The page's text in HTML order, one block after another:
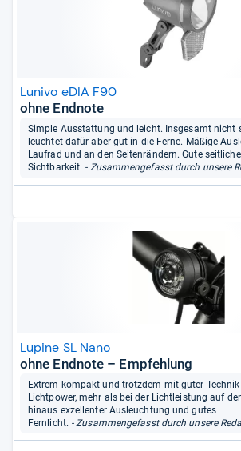
Lunivo eDIA F90
ohne Endnote
Simple Ausstattung und leicht. Insgesamt nicht
leuchtet dafür aber gut in die Ferne. Mäßige
Laufrad und an den Seitenrändern. Gute seitliche
Sichtbarkeit. - Zusammengefasst durch unsere
Lupine SL Nano
ohne Endnote – Empfehlung
Extrem kompakt und trotzdem mit guter
Lichtpower, mehr als bei der Lichtleistung auf
hinaus exzellenter Ausleuchtung und gutes
Fernlicht. - Zusammengefasst durch unsere